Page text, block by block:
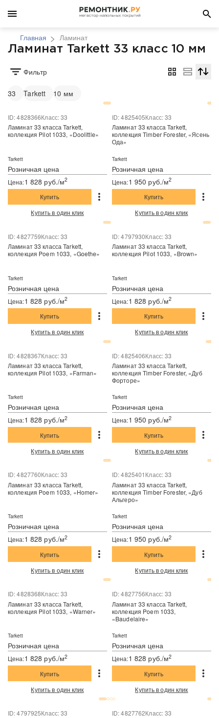
Главная Ламинат
Ламинат Tarkett 33 класс 10 мм
Фильтр
33
Tarkett 10 мм
Розничная цена
ID: 4828366Класс: 33
Цена:1 828 руб./м2
Ламинат 33 класса Tarkett,
коллекция Pilot 1033, «Doolittle»
Tarkett
Купить
Купить в один клик
Розничная цена
ID: 4825405Класс: 33
Цена:1 950 руб./м2
Ламинат 33 класса Tarkett,
коллекция Timber Forester, «Ясень
Ода»
Tarkett
Купить
Купить в один клик
Розничная цена
ID: 4827759Класс: 33
Цена:1 828 руб./м2
Ламинат 33 класса Tarkett,
коллекция Poem 1033, «Goethe»
Tarkett
Купить
Купить в один клик
Розничная цена
ID: 4797930Класс: 33
Цена:1 828 руб./м2
Ламинат 33 класса Tarkett,
коллекция Pilot 1033, «Brown»
Tarkett
Купить
Купить в один клик
Розничная цена
ID: 4828367Класс: 33
Цена:1 828 руб./м2
Ламинат 33 класса Tarkett,
коллекция Pilot 1033, «Farman»
Tarkett
Купить
Купить в один клик
Розничная цена
ID: 4825406Класс: 33
Цена:1 950 руб./м2
Ламинат 33 класса Tarkett,
коллекция Timber Forester, «Дуб
Форторе»
Tarkett
Купить
Купить в один клик
Розничная цена
ID: 4827760Класс: 33
Цена:1 828 руб./м2
Ламинат 33 класса Tarkett,
коллекция Poem 1033, «Homer»
Tarkett
Купить
Купить в один клик
Розничная цена
ID: 4825401 Класс: 33
Цена:1 950 руб./м2
Ламинат 33 класса Tarkett,
коллекция Timber Forester, «Дуб
Альгеро»
Tarkett
Купить
Купить в один клик
Розничная цена
ID: 4828368Класс: 33
Цена:1 828 руб./м2
Ламинат 33 класса Tarkett,
коллекция Pilot 1033, «Warner»
Tarkett
Купить
Купить в один клик
Розничная цена
ID: 4827756Класс: 33
Цена:1 828 руб./м2
Ламинат 33 класса Tarkett,
коллекция Poem 1033,
«Baudelaire»
Tarkett
Купить
Купить в один клик
ID: 4797925Класс: 33 ID: 4827762Класс: 33